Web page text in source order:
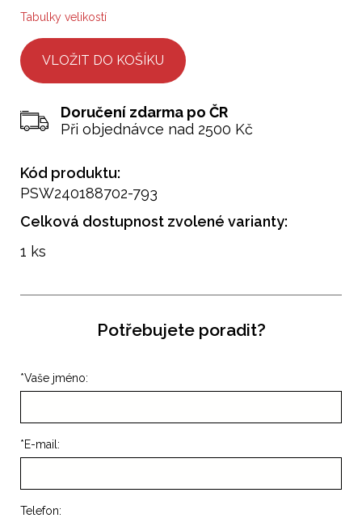
Tabulky velikostí
Doručení zdarma po ČR
Při objednávce nad 2500 Kč
Kód produktu:
PSW240188702-793
Celková dostupnost zvolené varianty:
1 ks
Potřebujete poradit?
Vaše jméno:
*
E-mail:
*
Telefon: